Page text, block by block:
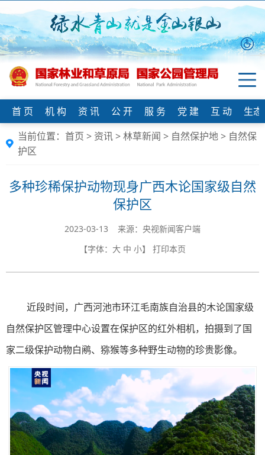
首 页 机 构 资 讯 公 开 服 务 党 建 互 动
生
当前位置： 首页 > 资讯>林草新闻 > 自然保护地> 自然保
护区
多种珍稀保护动物现身广西木论国家级自然
保护区
2023-03-13 来源：央视新闻客户端
【字体： 大 中 小】 打印本页
近段时间，广西河池市环江毛南族自治县的木论国家级
自然保护区管理中心设置在保护区的红外相机，拍摄到了国
家二级保护动物白鹇、猕猴等多种野生动物的珍贵影像。